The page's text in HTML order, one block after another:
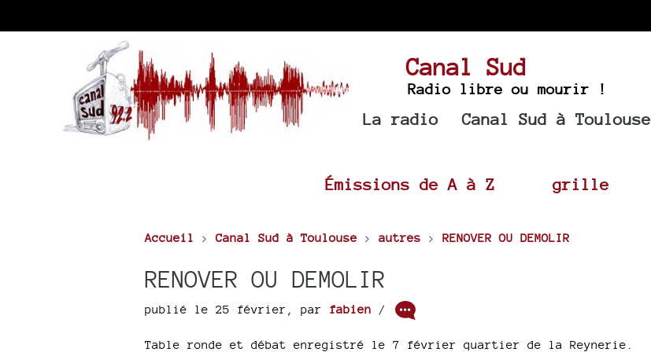
Canal Sud
Radio libre ou mourir !
La radio Canal Sud à Toulouse
Émissions de A à Z grille
Accueil >Canal Sud à Toulouse > autres > RENOVER OU DEMOLIR
RENOVER OU DEMOLIR
publié le 25 février par fabien /
Table ronde et débat enregistré le 7 février quartier de la Reynerie.